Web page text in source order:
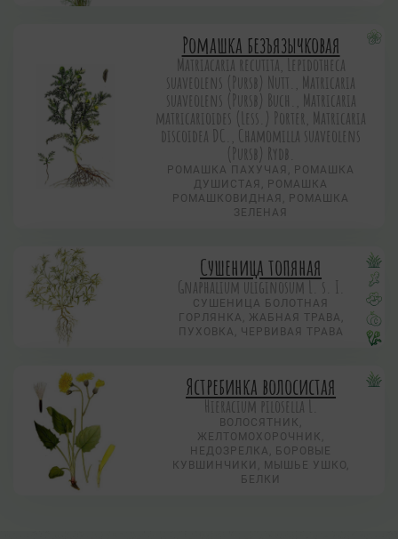
Ромашка безъязычковая
Matriacaria recutita, Lepidotheca
suaveolens (Pursb) Nutt., Matricaria
suaveolens (Pursb) Buch., Matricaria
matricarioides (Less.) Porter, Matricaria
discoidea DC., Chamomilla suaveolens
(Pursb) Rydb.
РОМАШКА ПАХУЧАЯ, РОМАШКА
ДУШИСТАЯ, РОМАШКА
РОМАШКОВИДНАЯ, РОМАШКА
ЗЕЛЕНАЯ
Сушеница топяная
Gnaphalium uliginosum L. s. I.
СУШЕНИЦА БОЛОТНАЯ
ГОРЛЯНКА, ЖАБНАЯ ТРАВА,
ПУХОВКА, ЧЕРВИВАЯ ТРАВА
Ястребинка волосистая
Hieracium pilosella L.
ВОЛОСЯТНИК,
ЖЕЛТОМОХОРОЧНИК,
НЕДОЗРЕЛКА, БОРОВЫЕ
КУВШИНЧИКИ, МЫШЬЕ УШКО,
БЕЛКИ